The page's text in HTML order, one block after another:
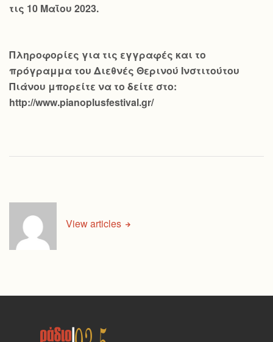
τις 10 Μαΐου 2023.
Πληροφορίες για τις εγγραφές και το
πρόγραμμα του Διεθνές Θερινού Ινστιτούτου
Πιάνου μπορείτε να το δείτε στο:
http://www.pianoplusfestival.gr/
View articles